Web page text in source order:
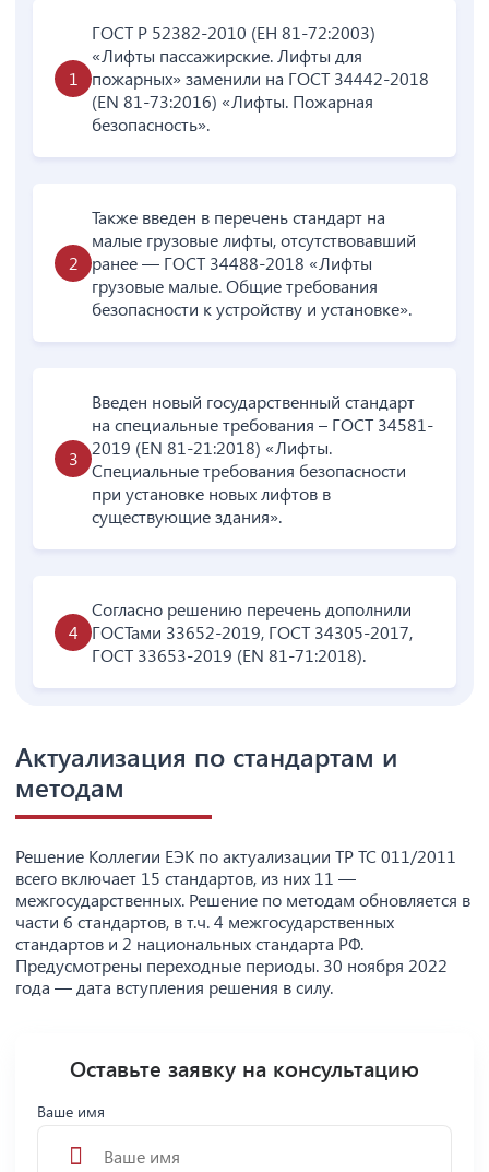
ГОСТ Р 52382-2010 (ЕН 81-72:2003)
«Лифты пассажирские. Лифты для
пожарных» заменили на ГОСТ 34442-2018
(EN 81-73:2016) «Лифты. Пожарная
безопасность».
Также введен в перечень стандарт на
малые грузовые лифты, отсутствовавший
ранее — ГОСТ 34488-2018 «Лифты
грузовые малые. Общие требования
безопасности к устройству и установке».
Введен новый государственный стандарт
на специальные требования – ГОСТ 34581-
2019 (EN 81-21:2018) «Лифты.
Специальные требования безопасности
при установке новых лифтов в
существующие здания».
Согласно решению перечень дополнили
ГОСТами 33652-2019, ГОСТ 34305-2017,
ГОСТ 33653-2019 (EN 81-71:2018).
Актуализация по стандартам и
методам
Решение Коллегии ЕЭК по актуализации ТР ТС 011/2011
всего включает 15 стандартов, из них 11 —
межгосударственных. Решение по методам обновляется в
части 6 стандартов, в т.ч. 4 межгосударственных
стандартов и 2 национальных стандарта РФ.
Предусмотрены переходные периоды. 30 ноября 2022
года — дата вступления решения в силу.
Оставьте заявку на консультацию
Ваше имя